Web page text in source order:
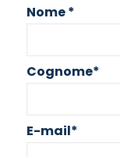
Nome*
Cognome*
E-mail*